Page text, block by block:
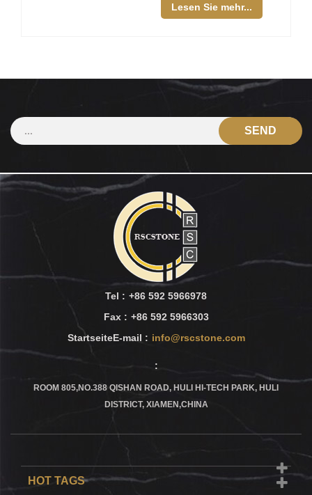
Lesen Sie mehr...
Tel : +86 592 5966978
Fax : +86 592 5966303
StartseiteE-mail : info@rscstone.com
:
ROOM 805,NO.388 QISHAN ROAD, HULI HI-TECH PARK, HULI
DISTRICT, XIAMEN,CHINA
HOT TAGS